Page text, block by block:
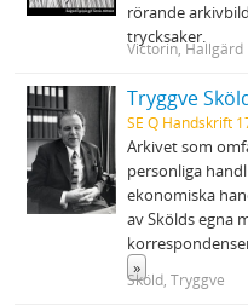
rörande
trycksaker.
Victorin, Hallgärd
Tryggve
SE Q Handskrift
Arkivet som
personliga
ekonomiska
av Skölds egna
»
Sköld, Tryggve